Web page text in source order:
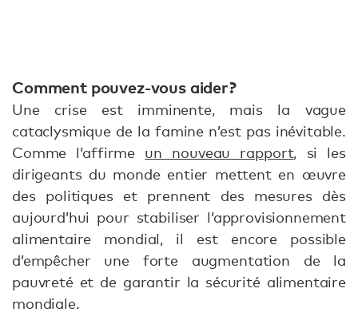
Comment pouvez-vous aider ?
Une crise est imminente, mais la vague
cataclysmique de la famine n’est pas inévitable.
Comme l’affirme un nouveau rapport, si les
dirigeants du monde entier mettent en œuvre
des politiques et prennent des mesures dès
aujourd’hui pour stabiliser l’approvisionnement
alimentaire mondial, il est encore possible
d’empêcher une forte augmentation de la
pauvreté et de garantir la sécurité alimentaire
mondiale.